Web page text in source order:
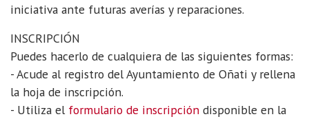
iniciativa ante futuras averías y reparaciones.
INSCRIPCIÓN
Puedes hacerlo de cualquiera de las siguientes formas:
- Acude al registro del Ayuntamiento de Oñati y rellena
la hoja de inscripción.
- Utiliza el formulario de inscripción disponible en la